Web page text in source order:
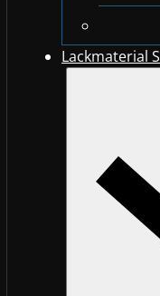
Lackmaterial